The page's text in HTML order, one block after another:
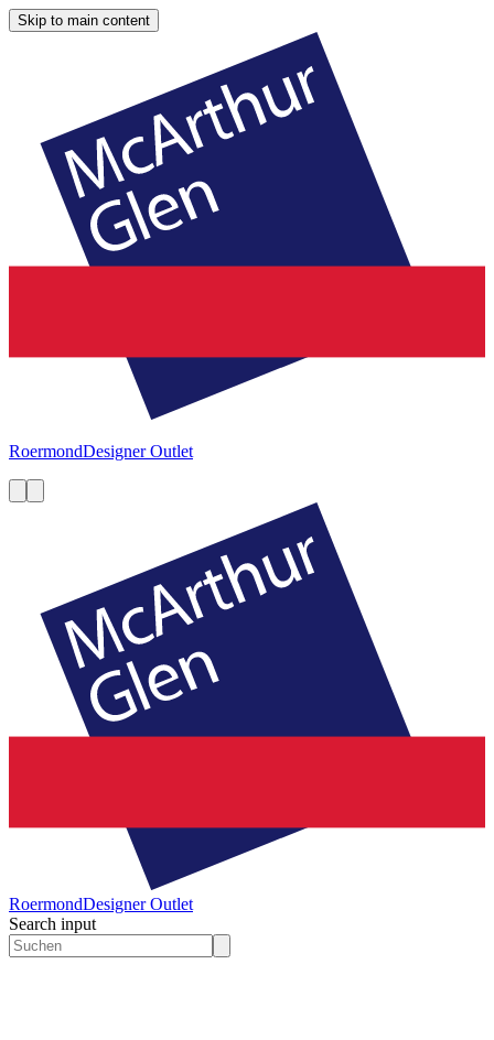
Skip to main content
RoermondDesigner Outlet
RoermondDesigner Outlet
Search input